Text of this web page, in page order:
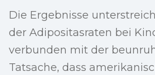
Die Ergebnisse
der Adipositasraten bei
verbunden mit der
Tatsache, dass